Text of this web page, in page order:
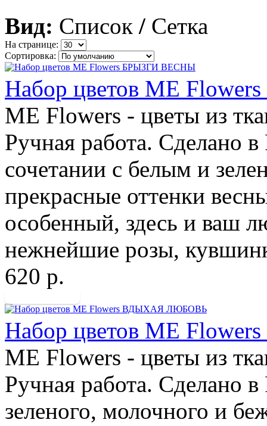
Вид: Список / Сетка
На странице:
Сортировка:
Набор цветов ME
ME Flowers - цветы из
Ручная работа. Сделано
сочетании с белым и
прекрасные оттенки
особенный, здесь и ваш
нежнейшие розы,
620 р.
Набор цветов ME
ME Flowers - цветы из
Ручная работа. Сделано
зеленого, молочного и